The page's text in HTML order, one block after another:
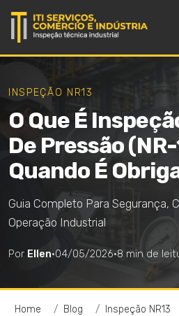
INSPEÇÃO NR13
O Que É
De Pressão
Quando É
Guia Completo Para Segurança,
Operação Industrial
Por Ellen·04/05/2026·8 min de
Home Blog
Inspeção NR13